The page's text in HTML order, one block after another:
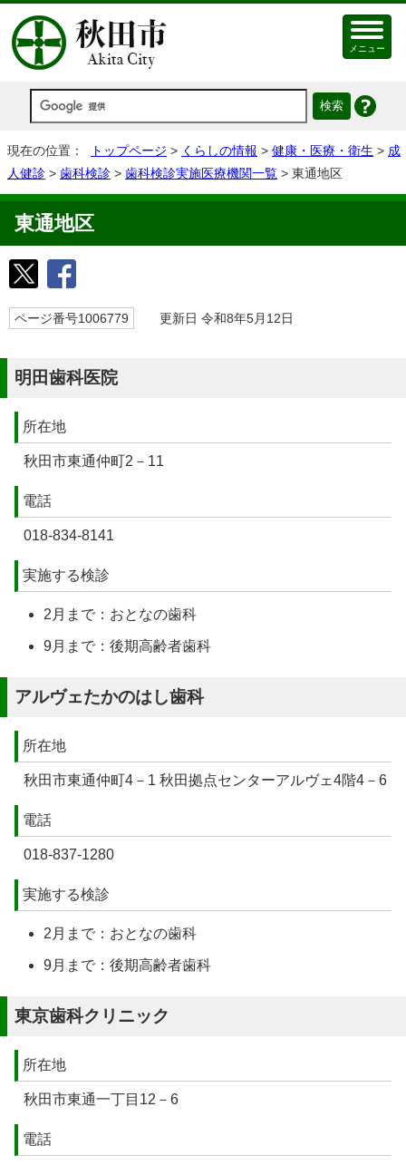
メニュー
現在の位置： トップページ > くらしの情報 > 健康・医療・衛生 > 成
人健診 > 歯科検診 > 歯科検診実施医療機関一覧 > 東通地区
東通地区
ページ番号1006779 更新日 令和8年5月12日
明田歯科医院
所在地
秋田市東通仲町2－11
電話
018-834-8141
実施する検診
2月まで：おとなの歯科
9月まで：後期高齢者歯科
アルヴェたかのはし歯科
所在地
秋田市東通仲町4－1 秋田拠点センターアルヴェ4階4－6
電話
018-837-1280
実施する検診
2月まで：おとなの歯科
9月まで：後期高齢者歯科
東京歯科クリニック
所在地
秋田市東通一丁目12－6
電話